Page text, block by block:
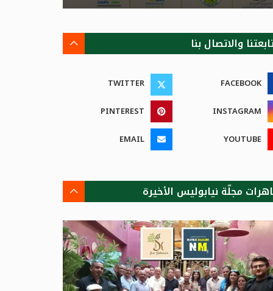
والاتصال بنا
FACEBOOK
TWITTER
INSTAGRAM
PINTEREST
YOUTUBE
EMAIL
مجلّة نيابوليس الأخيرة